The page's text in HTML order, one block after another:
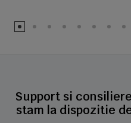
Support si
stam la dispozitie